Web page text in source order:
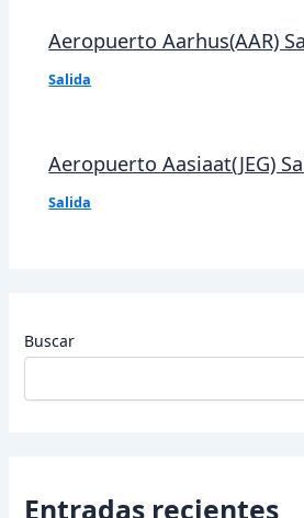
Aeropuerto Aarhus(AAR)
Salida
Aeropuerto Aasiaat(JEG)
Salida
Buscar
Entradas recientes